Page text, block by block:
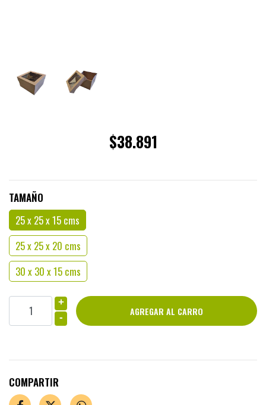
$38.891
TAMAÑO
25 x 25 x 15 cms
25 x 25 x 20 cms
30 x 30 x 15 cms
+
-
COMPARTIR